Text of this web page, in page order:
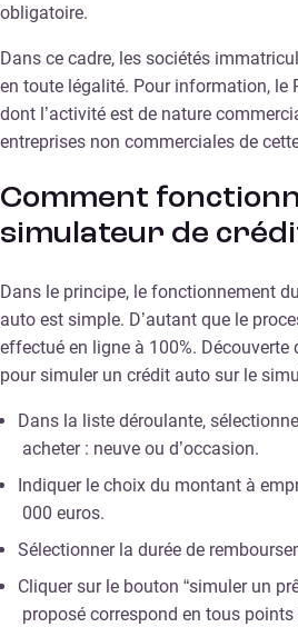
obligatoire.
Dans ce cadre, les sociétés
en toute légalité. Pour information, le
dont l’activité est de nature
entreprises non commerciales de
Comment
simulateur de
Dans le principe, le fonctionnement
auto est simple. D’autant que le
effectué en ligne à 100%. Découverte
pour simuler un crédit auto sur le
Dans la liste déroulante,
acheter : neuve ou d’occasion.
Indiquer le choix du montant à
000 euros.
Sélectionner la durée de
Cliquer sur le bouton “simuler un
proposé correspond en tous